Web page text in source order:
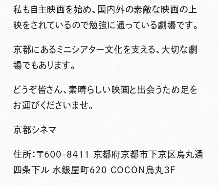
私も自主映画を始め、国内外の素敵な映画の上
映をされているので勉強に通っている劇場です。
京都にあるミニシアター文化を支える、大切な劇
場でもあります。
どうぞ皆さん、素晴らしい映画と出会うため足を
お運びくださいませ。
京都シネマ
住所：〒600-8411 京都府京都市下京区烏丸通
四条下ル 水銀屋町620 COCON烏丸3F